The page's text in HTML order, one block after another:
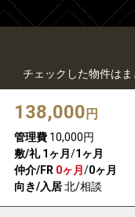
チェックした物件は
138,000 円
管理費10,000円
敷/礼 1ヶ月/1ヶ月
仲介/FR 0ヶ月/0ヶ月
向き/入居北/相談